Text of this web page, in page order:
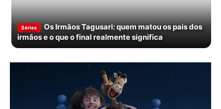
Séries
Os Irmãos Tagusari: quem matou os pais dos
irmãos e o que o final realmente significa